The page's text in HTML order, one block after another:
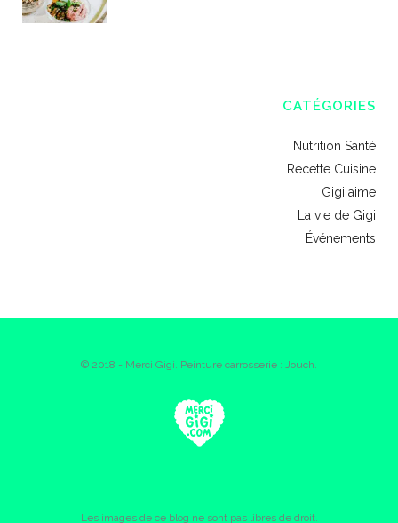
CATÉGORIES
Nutrition Santé
Recette Cuisine
Gigi aime
La vie de Gigi
Événements
© 2018 - Merci Gigi. Peinture carrosserie : Jouch.
Les images de ce blog ne sont pas libres de droit.